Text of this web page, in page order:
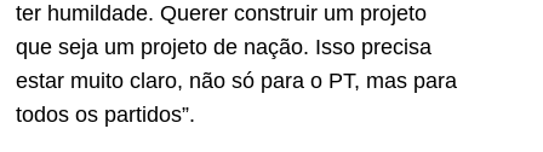
ter humildade. Querer construir um projeto
que seja um projeto de nação. Isso precisa
estar muito claro, não só para o PT, mas para
todos os partidos”.